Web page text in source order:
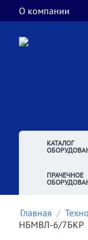
О компании
КАТАЛОГ
ПРАЧЕЧНОЕ
Главная /
НБМВЛ-6/7БКР